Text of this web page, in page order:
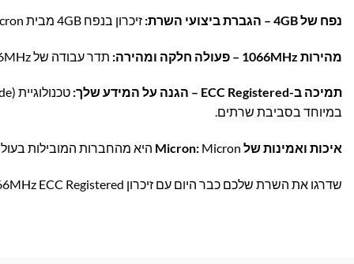
נפח של 4GB – הגברת ביצועי השרת: זיכרון בנפח 4GB מבית Micron, אידיאלי לשדרוג או הרחבת השרת שלך לשיפור מהירות העבודה והיציבות.
מהירות 1066MHz – פעולה חלקה ומהירה: תדר עבודה של 1066MHz מבטיח העברת נתונים יעילה ומענה מהיר לפעולות קריטיות בשרת.
תמיכה ב-ECC Registered – הגנה על המידע שלך:
במיוחד בסביבת שרתים.
איכות ואמינות של Micron: Micron היא מהחברות המובילות בעולם בתחום הזיכרונות ומביאה לך מוצר עמיד, איכותי ומותאם לעבודה ממושכת.
שדרגו את השרת שלכם כבר היום עם זיכרון Micron 4GB 1066MHz ECC Registered – ליציבות וביצועים מיטביים! הזמינו עכשיו בבראומרס.